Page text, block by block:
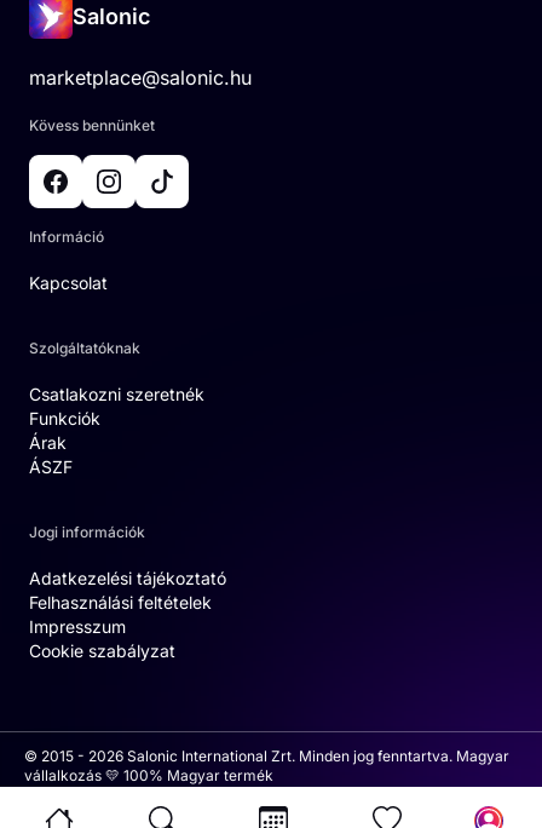
Salonic
marketplace@salonic.hu
Kövess bennünket
Információ
Kapcsolat
Szolgáltatóknak
Csatlakozni szeretnék
Funkciók
Árak
ÁSZF
Jogi információk
Adatkezelési tájékoztató
Felhasználási feltételek
Impresszum
Cookie szabályzat
© 2015 - 2026 Salonic International Zrt. Minden jog fenntartva. Magyar
vállalkozás 💛 100% Magyar termék